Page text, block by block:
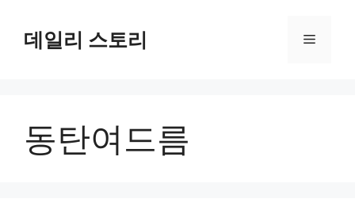
데일리 스토리 메
동탄여드름